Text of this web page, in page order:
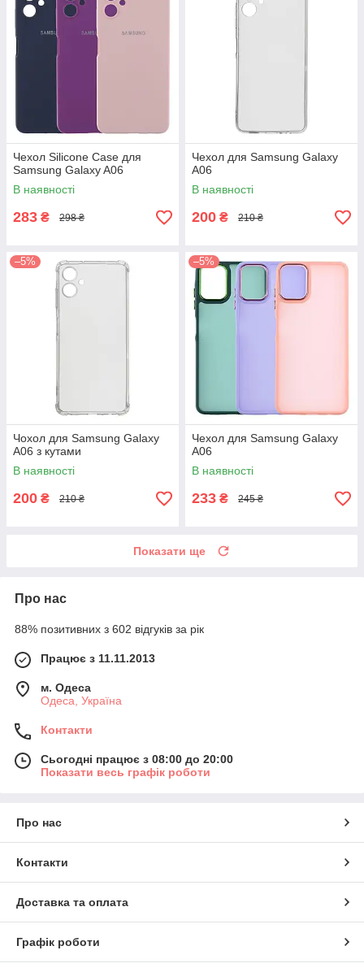
Чехол Silicone Case для
Samsung Galaxy A06
В наявності
283 ₴ 298 ₴
Чехол для Samsung Galaxy
A06
В наявності
200 ₴ 210 ₴
–5%
Чохол для Samsung Galaxy
A06 з кутами
В наявності
200 ₴ 210 ₴
–5%
Чехол для Samsung Galaxy
A06
В наявності
233 ₴ 245 ₴
Показати ще
Про нас
88% позитивних з 602 відгуків за рік
Працює з 11.11.2013
м. Одеса
Одеса, Україна
Контакти
Сьогодні працює з 08:00 до 20:00
Показати весь графік роботи
Про нас
Контакти
Доставка та оплата
Графік роботи